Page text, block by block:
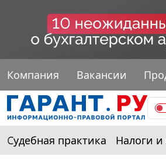
Компания Вакансии
Судебная практика Налоги и